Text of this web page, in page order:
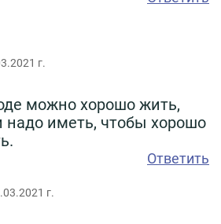
г.
можно хорошо жить,
надо иметь, чтобы хорошо
Ответить
г.